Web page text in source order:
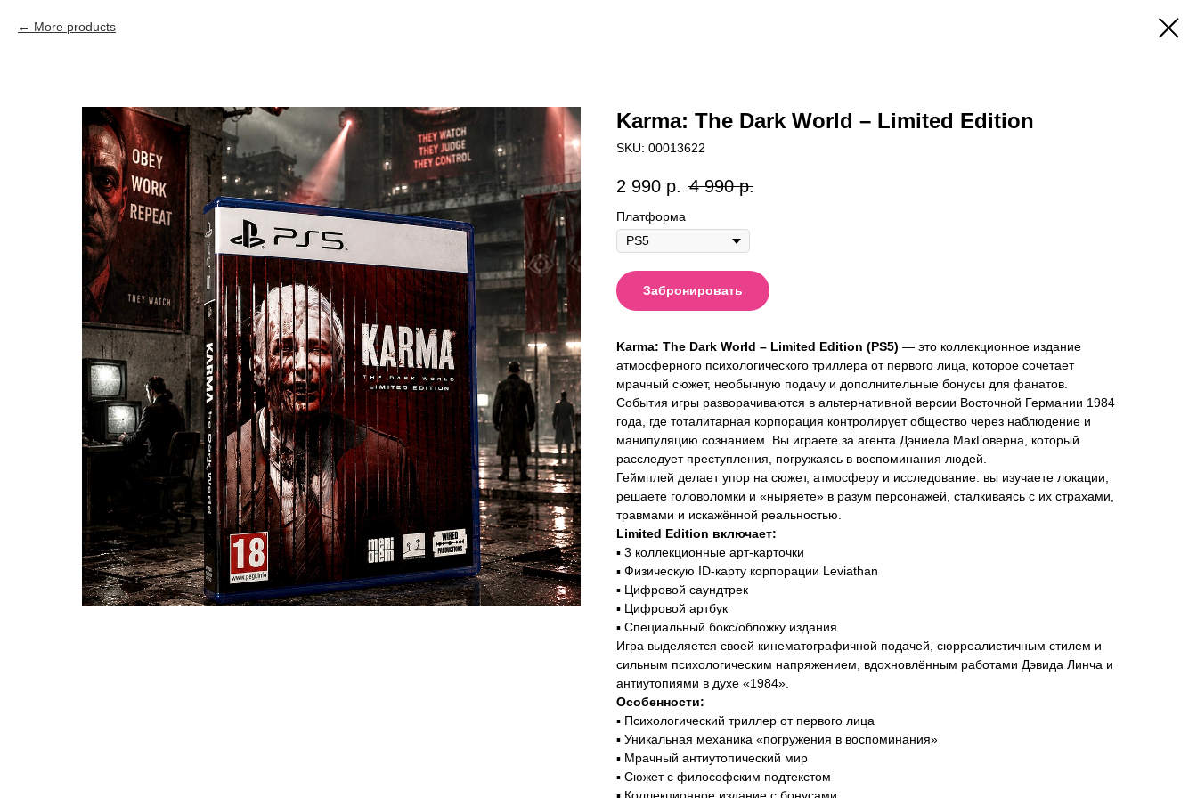
More products
Karma: The Dark World – Limited Edition
SKU: 00013622
2 990 р. 4 990 р.
Платформа
Забронировать
Karma: The Dark World – Limited Edition (PS5) — это коллекционное издание
атмосферного психологического триллера от первого лица, которое сочетает
мрачный сюжет, необычную подачу и дополнительные бонусы для фанатов.
События игры разворачиваются в альтернативной версии Восточной Германии 1984
года, где тоталитарная корпорация контролирует общество через наблюдение и
манипуляцию сознанием. Вы играете за агента Дэниела МакГоверна, который
расследует преступления, погружаясь в воспоминания людей.
Геймплей делает упор на сюжет, атмосферу и исследование: вы изучаете локации,
решаете головоломки и «ныряете» в разум персонажей, сталкиваясь с их страхами,
травмами и искажённой реальностью.
Limited Edition включает:
▪️ 3 коллекционные арт-карточки
▪️ Физическую ID-карту корпорации Leviathan
▪️ Цифровой саундтрек
▪️ Цифровой артбук
▪️ Специальный бокс/обложку издания
Игра выделяется своей кинематографичной подачей, сюрреалистичным стилем и
сильным психологическим напряжением, вдохновлённым работами Дэвида Линча и
антиутопиями в духе «1984».
Особенности:
▪️ Психологический триллер от первого лица
▪️ Уникальная механика «погружения в воспоминания»
▪️ Мрачный антиутопический мир
▪️ Сюжет с философским подтекстом
▪️ Коллекционное издание с бонусами